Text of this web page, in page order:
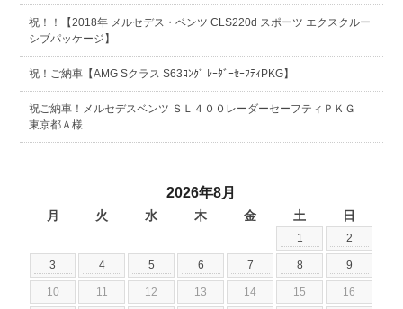
祝！！【2018年 メルセデス・ベンツ CLS220d スポーツ エクスクルー
シブパッケージ】
祝！ご納車【AMG Sクラス S63ﾛﾝｸﾞ ﾚｰﾀﾞｰｾｰﾌﾃｨPKG】
祝ご納車！メルセデスベンツ ＳＬ４００レーダーセーフティＰＫＧ
東京都Ａ様
2026年8月
月 火 水 木 金 土 日
1 2
3 4 5 6 7 8 9
10 11 12 13 14 15 16